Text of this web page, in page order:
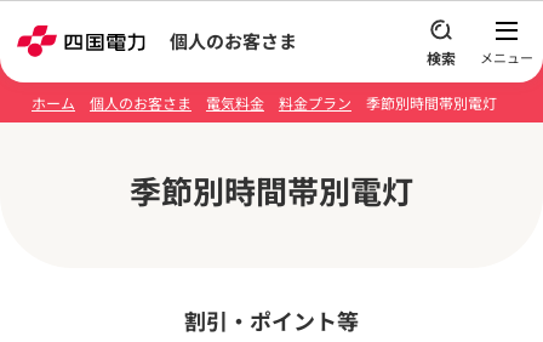
個人のお客さま
ホーム 個人のお客さま 電気料金 料金プラン 季節別時間帯別電灯
季節別時間帯別電灯
割引・ポイント等